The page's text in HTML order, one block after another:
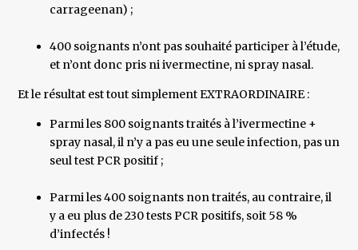
carrageenan) ;
400 soignants n’ont pas souhaité participer à l’étude,
et n’ont donc pris ni ivermectine, ni spray nasal.
Et le résultat est tout simplement EXTRAORDINAIRE :
Parmi les 800 soignants traités à l’ivermectine +
spray nasal, il n’y a pas eu une seule infection, pas un
seul test PCR positif ;
Parmi les 400 soignants non traités, au contraire, il
y a eu plus de 230 tests PCR positifs, soit 58 %
d’infectés !